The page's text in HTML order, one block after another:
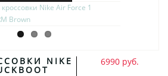
NIKE 6990 руб.